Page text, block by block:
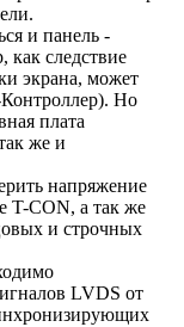
и панель -
следствие
экрана, может
Но
плата
же и
напряжение
T-CON, а так же
и строчных
LVDS от